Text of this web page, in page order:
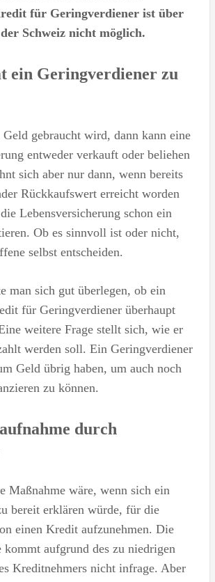
für Geringverdiener ist über
Schweiz nicht möglich.
ein Geringverdiener zu
gebraucht wird, dann kann eine
entweder verkauft oder beliehen
sich aber nur dann, wenn bereits
Rückkaufswert erreicht worden
Lebensversicherung schon ein
Ob es sinnvoll ist oder nicht,
selbst entscheiden.
man sich gut überlegen, ob ein
für Geringverdiener überhaupt
weitere Frage stellt sich, wie er
werden soll. Ein Geringverdiener
Geld übrig haben, um auch noch
zu können.
durch
Maßnahme wäre, wenn sich ein
bereit erklären würde, für die
einen Kredit aufzunehmen. Die
aufgrund des zu niedrigen
Kreditnehmers nicht infrage. Aber